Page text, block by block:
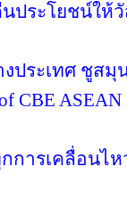
ระโยชน์ให้
ประเทศ ชูสมุ
CBE
การเคลื่อนไ